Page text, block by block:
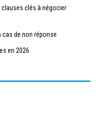
clés à négocier
cas de non réponse
en 2026